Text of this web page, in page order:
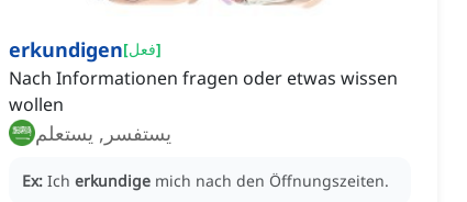
erkundigen[فعل]
Nach Informationen fragen oder etwas wissen
wollen
يستفسر, يستعلم
Ex: Ich erkundige mich nach den Öffnungszeiten.